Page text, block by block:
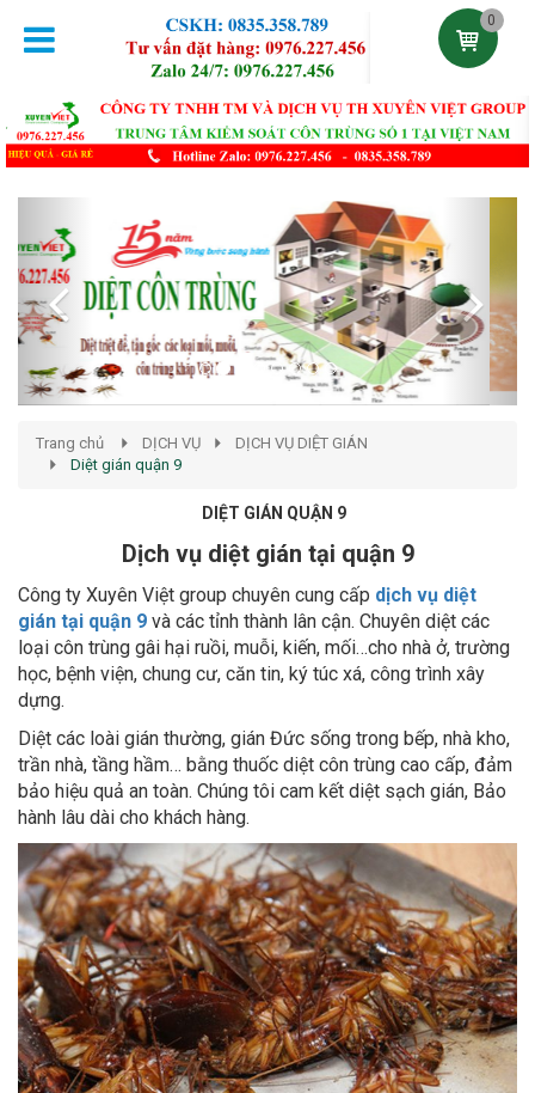
0
DỊCH VỤ DIỆT GIÁN
Diệt gián quận 9
DIỆT GIÁN QUẬN 9
Dịch vụ diệt gián tại quận 9
Công ty Xuyên Việt group chuyên cung cấp
dịch vụ diệt
gián tại quận 9 và các tỉnh thành lân cận. Chuyên diệt các
loại côn trùng gâi hại ruồi, muỗi, kiến, mối…cho nhà ở, trường
học, bệnh viện, chung cư, căn tin, ký túc xá, công trình xây
dựng.
Diệt các loài gián thường, gián Đức sống trong bếp, nhà kho,
trần nhà, tầng hầm… bằng thuốc diệt côn trùng cao cấp, đảm
bảo hiệu quả an toàn. Chúng tôi cam kết diệt sạch gián, Bảo
hành lâu dài cho khách hàng.